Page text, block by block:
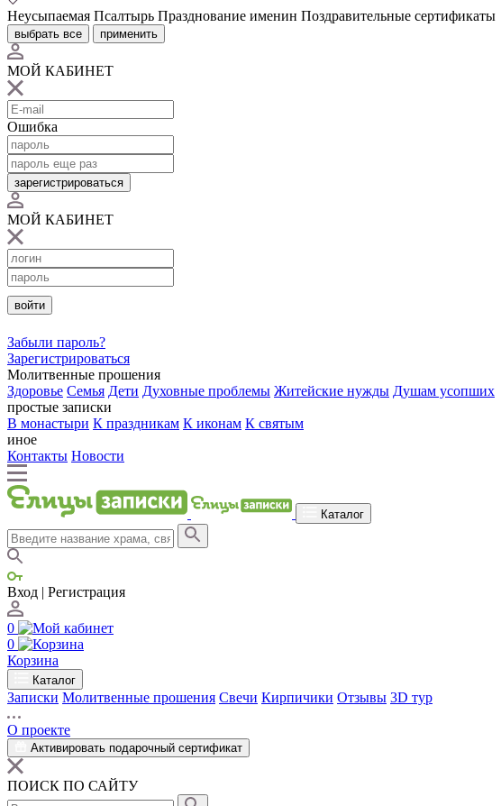
Неусыпаемая Псалтырь Празднование именин Поздравительные сертификаты
выбрать все применить
МОЙ КАБИНЕТ
Ошибка
зарегистрироваться
МОЙ КАБИНЕТ
войти
Забыли пароль?
Зарегистрироваться
Молитвенные прошения
Здоровье Семья Дети Духовные проблемы Житейские нужды Душам усопших
простые записки
В монастыри К праздникам К иконам К святым
иное
Контакты Новости
Каталог
Вход | Регистрация
0
0
Корзина
Каталог
Записки Молитвенные прошения Свечи Кирпичики Отзывы 3D тур
О проекте
Активировать подарочный сертификат
ПОИСК ПО САЙТУ